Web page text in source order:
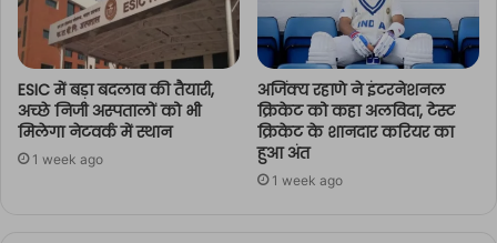
ESIC में बड़ा बदलाव की तैयारी,
अच्छे निजी अस्पतालों को भी
मिलेगा नेटवर्क में स्थान
1 week ago
अजिंक्य रहाणे ने इंटरनेशनल
क्रिकेट को कहा अलविदा, टेस्ट
क्रिकेट के शानदार करियर का
हुआ अंत
1 week ago